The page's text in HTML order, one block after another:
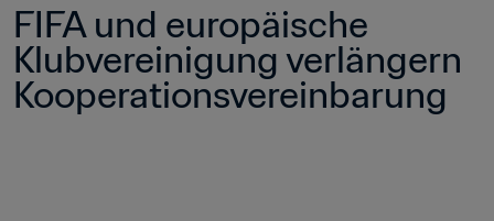
FIFA und europäische
Klubvereinigung verlängern
Kooperationsvereinbarung